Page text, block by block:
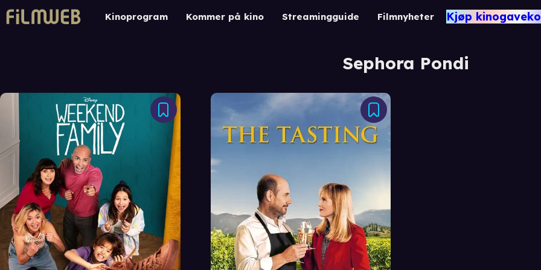
Kinoprogram Kommer på kino Streamingguide Filmnyheter Kjøp
Sephora Pondi